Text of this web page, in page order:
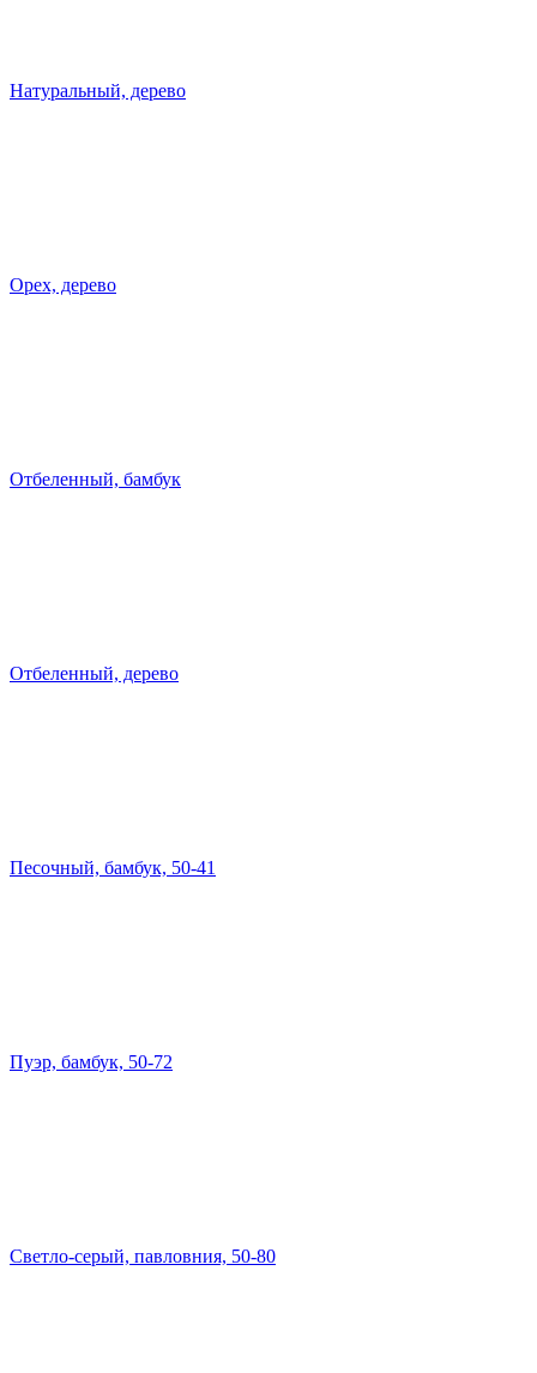
Натуральный, дерево
Орех, дерево
Отбеленный, бамбук
Отбеленный, дерево
Песочный, бамбук, 50-41
Пуэр, бамбук, 50-72
Светло-серый, павловния, 50-80